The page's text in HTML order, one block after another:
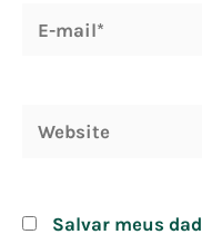
Website
Salvar meus